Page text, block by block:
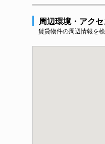
周辺環境・アク
賃貸物件の周辺情報を検